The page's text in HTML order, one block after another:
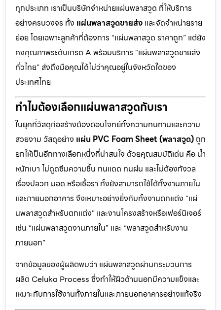
ทุกประเภท เราเป็นบริษัทจำหน่ายแผ่นพลาสวูด ที่ให้บริการ
อย่างครบวงจร ทั้ง แผ่นพลาสวูดขายส่ง และจัดจำหน่ายราย
ย่อย โดยเฉพาะลูกค้าที่ต้องการ “แผ่นพลาสวูด ราคาถูก” แต่ยัง
คงคุณภาพระดับเกรด A พร้อมบริการ “แผ่นพลาสวูดขายส่ง
ทั่วไทย” ส่งถึงมือคุณได้ไม่ว่าคุณอยู่ในจังหวัดใดของ
ประเทศไทย
ทำไมต้องเลือกแผ่นพลาสวูดกับเรา
ในยุคที่วัสดุก่อสร้างต้องตอบโจทย์ทั้งความทนทานและความ
สวยงาม วัสดุอย่าง แผ่น PVC Foam Sheet (พลาสวูด) ถูก
ยกให้เป็นอีกทางเลือกหนึ่งที่น่าสนใจ ด้วยคุณสมบัติเด่น คือ น้ำ
หนักเบา ไม่ดูดซึมความชื้น ทนแดด ทนฝน และไม่ต้องกังวล
เรื่องปลวก มอด หรือเชื้อรา ทั้งยังสามารถใช้ได้ทั้งงานภายใน
และภายนอกอาคาร จึงเหมาะอย่างยิ่งกับทั้งงานตกแต่ง “แผ่
นพลาสวูดสำหรับตกแต่ง” และงานโครงสร้างหรือเฟอร์นิเจอร์
เช่น “แผ่นพลาสวูดงานภายใน” และ “พลาสวูดสำหรับงาน
ภายนอก”
จากข้อมูลของผู้ผลิตพบว่า แผ่นพลาสวูดผ่านกระบวนการ
ผลิต Celuka Process ซึ่งทำให้ผิวด้านนอกมีความแข็งและ
เหมาะกับการใช้งานทั้งภายในและภายนอกอาคารอย่างแท้จริง